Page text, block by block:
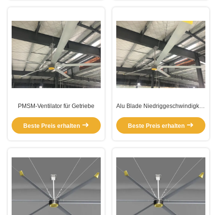
PMSM-Ventilator für Getriebe
Beste Preis erhalten
Alu Blade Niedriggeschwindigkeit
Getriebemotor
Beste Preis erhalten